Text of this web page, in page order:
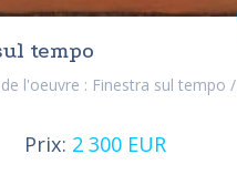
tempo
l'oeuvre : Finestra sul tempo /
Prix: 2 300 EUR